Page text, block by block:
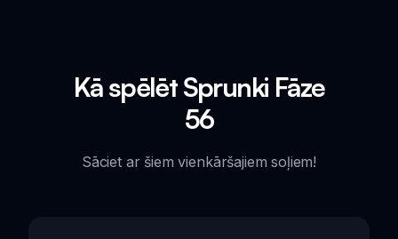
Kā spēlēt Sprunki Fāze
56
Sāciet ar šiem vienkāršajiem soļiem!